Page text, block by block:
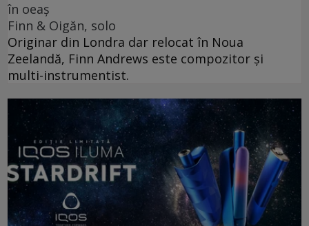
în oeaș
Finn & Oigăn, solo
Originar din Londra dar relocat în Noua
Zeelandă, Finn Andrews este compozitor și
multi-instrumentist.